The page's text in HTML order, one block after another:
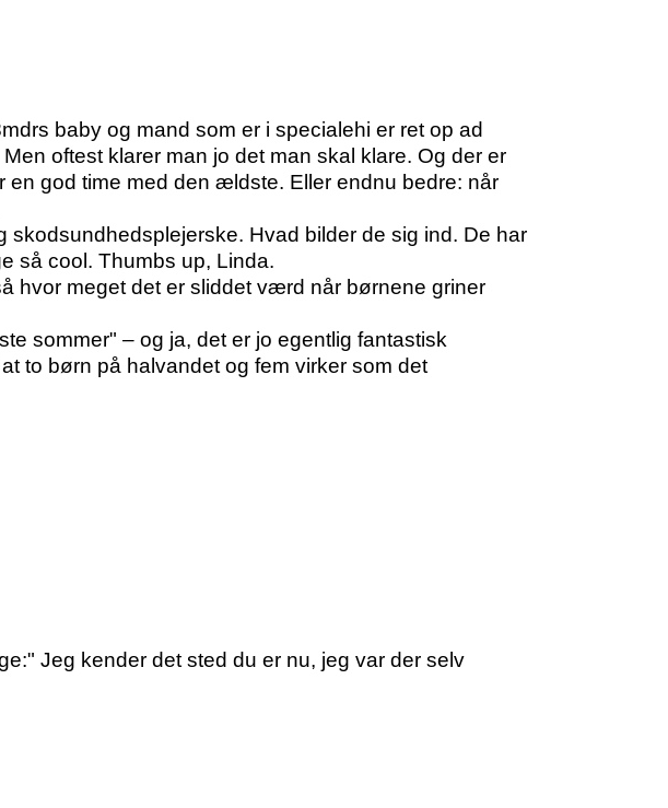
baby og mand som er i specialehi er ret op ad
oftest klarer man jo det man skal klare. Og der er
god time med den ældste. Eller endnu bedre: når
Hvad bilder de sig ind. De har
så cool. Thumbs up, Linda.
hvor meget det er sliddet værd når børnene griner
sommer" – og ja, det er jo egentlig fantastisk
to børn på halvandet og fem virker som det
Jeg kender det sted du er nu, jeg var der selv